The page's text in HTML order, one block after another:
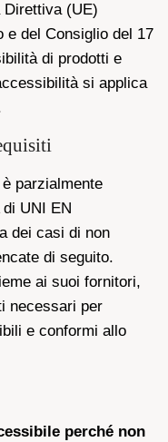
Direttiva (UE)
e del Consiglio del 17
di prodotti e
si applica
è parzialmente
UNI EN
dei casi di non
di seguito.
ai suoi fornitori,
necessari per
e conformi allo
perché non